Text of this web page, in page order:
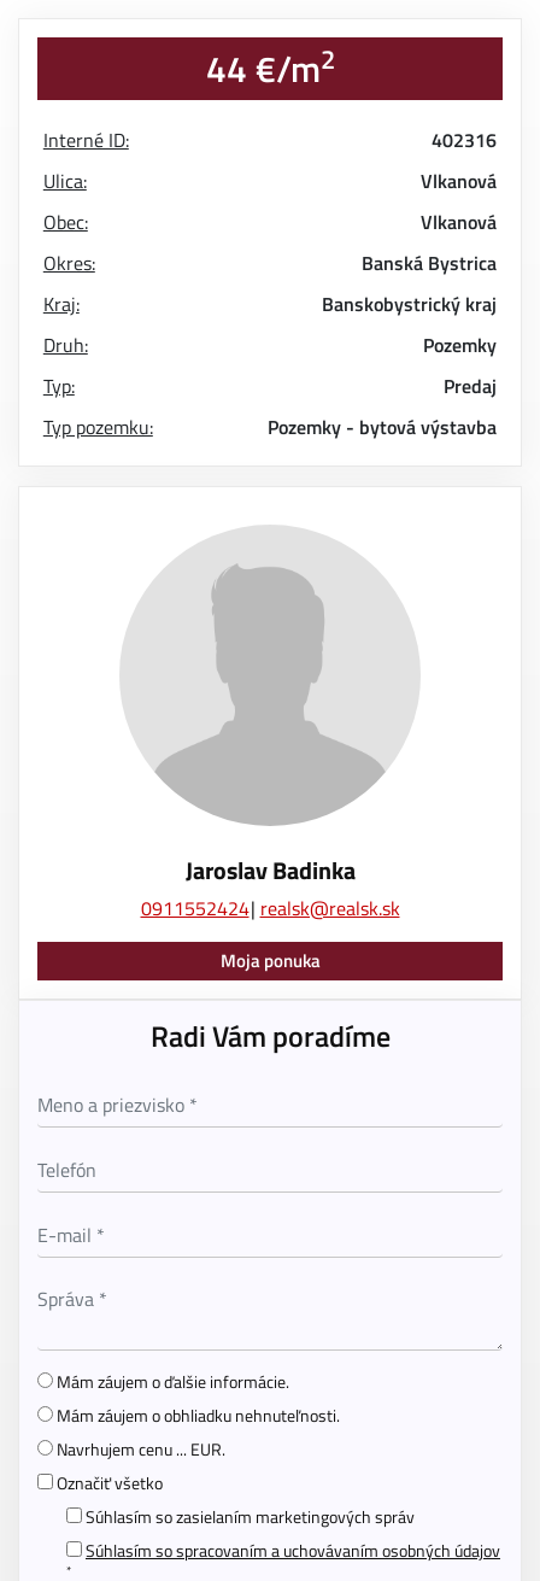
44 €/m2
Interné ID:
402316
Ulica:
Vlkanová
Obec:
Vlkanová
Okres:
Banská Bystrica
Kraj:
Banskobystrický kraj
Druh:
Pozemky
Typ:
Predaj
Typ pozemku:
Pozemky - bytová výstavba
Jaroslav Badinka
0911552424 realsk@realsk.sk
Moja ponuka
Radi Vám poradíme
Mám záujem o ďalšie informácie.
Mám záujem o obhliadku nehnuteľnosti.
Navrhujem cenu ... EUR.
Označiť všetko
Súhlasím so zasielaním marketingových správ
Súhlasím so spracovaním a uchovávaním osobných údajov
*